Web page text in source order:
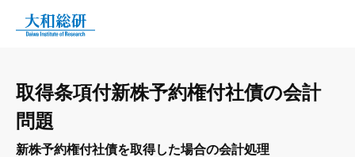
取得条項付新株予約権付社債の会計
問題
新株予約権付社債を取得した場合の会計処理